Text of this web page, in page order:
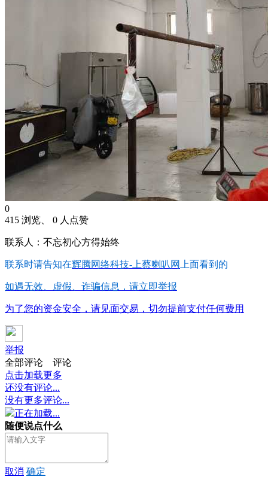
0
415 浏览、 0 人点赞
联系人：不忘初心方得始终
联系时请告知在辉腾网络科技-上蔡喇叭网 上面看到的
如遇无效、虚假、诈骗信息，请立即举报
为了您的资金安全，请见面交易，切勿提前支付任何费用
举报
全部评论
评论
点击加载更多
还没有评论...
没有更多评论...
正在加载...
随便说点什么
取消 确定